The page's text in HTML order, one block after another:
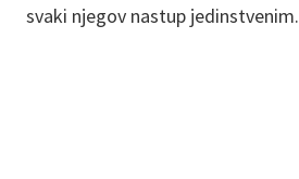
svaki njegov nastup jedinstvenim.